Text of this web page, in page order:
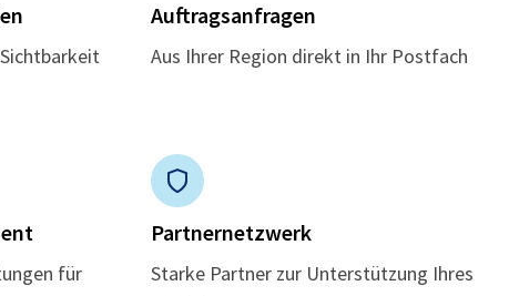
Auftragsanfragen
Aus Ihrer Region direkt in Ihr Postfach
für
Partnernetzwerk
Starke Partner zur Unterstützung Ihres